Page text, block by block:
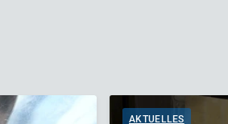
AKTUELLES